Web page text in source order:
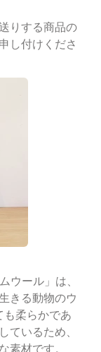
りする商品の
し付けくださ
ウール」は、
きる動物のウ
も柔らかであ
ているため、
素材です。